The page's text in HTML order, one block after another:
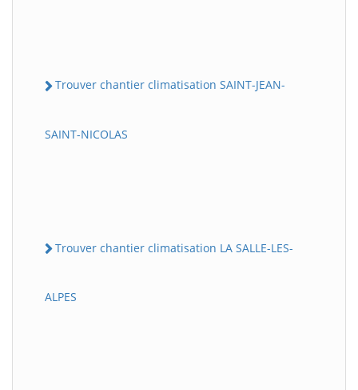
Trouver chantier climatisation SAINT-JEAN-
SAINT-NICOLAS
Trouver chantier climatisation LA SALLE-LES-
ALPES